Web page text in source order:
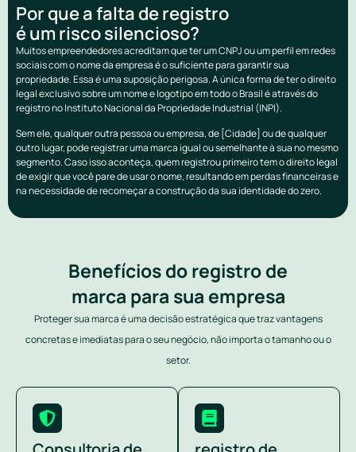
Por que a falta de registro
é um risco silencioso?
Muitos empreendedores acreditam que ter um CNPJ ou um perfil em redes
sociais com o nome da empresa é o suficiente para garantir sua
propriedade. Essa é uma suposição perigosa. A única forma de ter o direito
legal exclusivo sobre um nome e logotipo em todo o Brasil é através do
registro no Instituto Nacional da Propriedade Industrial (INPI).
Sem ele, qualquer outra pessoa ou empresa, de [Cidade] ou de qualquer
outro lugar, pode registrar uma marca igual ou semelhante à sua no mesmo
segmento. Caso isso aconteça, quem registrou primeiro tem o direito legal
de exigir que você pare de usar o nome, resultando em perdas financeiras e
na necessidade de recomeçar a construção da sua identidade do zero.
Benefícios do registro de
marca para sua empresa
Proteger sua marca é uma decisão estratégica que traz vantagens
concretas e imediatas para o seu negócio, não importa o tamanho ou o
setor.